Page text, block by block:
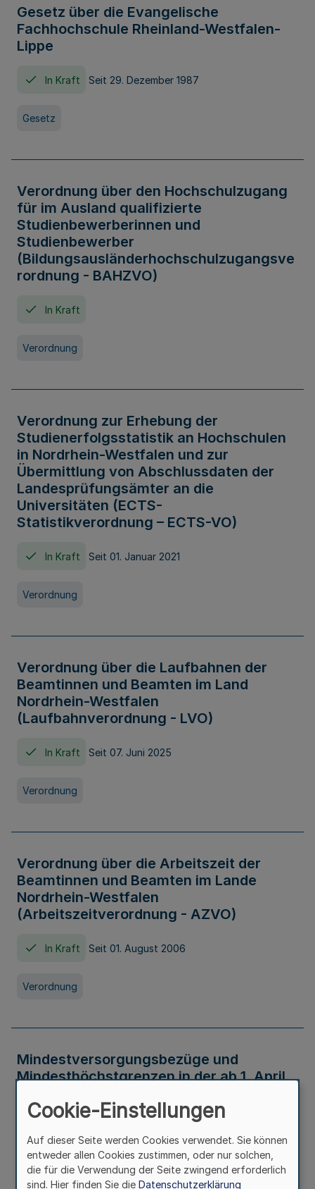
Gesetz über die Evangelische
Fachhochschule Rheinland-Westfalen-
Lippe
In Kraft Seit 29. Dezember 1987
Gesetz
Verordnung über den Hochschulzugang
für im Ausland qualifizierte
Studienbewerberinnen und
Studienbewerber
(Bildungsausländerhochschulzugangsve
rordnung - BAHZVO)
In Kraft
Verordnung
Verordnung zur Erhebung der
Studienerfolgsstatistik an Hochschulen
in Nordrhein-Westfalen und zur
Übermittlung von Abschlussdaten der
Landesprüfungsämter an die
Universitäten (ECTS-
Statistikverordnung – ECTS-VO)
In Kraft Seit 01. Januar 2021
Verordnung
Verordnung über die Laufbahnen der
Beamtinnen und Beamten im Land
Nordrhein-Westfalen
(Laufbahnverordnung - LVO)
In Kraft Seit 07. Juni 2025
Verordnung
Verordnung über die Arbeitszeit der
Beamtinnen und Beamten im Lande
Nordrhein-Westfalen
(Arbeitszeitverordnung - AZVO)
In Kraft Seit 01. August 2006
Verordnung
Mindestversorgungsbezüge und
Mindesthöchstgrenzen in der ab 1. April
Verwaltungsvorschrift
Cookie-Einstellungen
Auf dieser Seite werden Cookies verwendet. Sie können
entweder allen Cookies zustimmen, oder nur solchen,
die für die Verwendung der Seite zwingend erforderlich
sind. Hier finden Sie die Datenschutzerklärung